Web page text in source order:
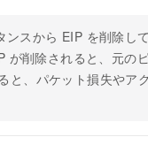
スから EIP を削除し
が削除されると、元の
と、パケット損失やア